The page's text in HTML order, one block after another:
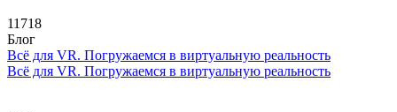
11718
Блог
Всё для VR. Погружаемся в виртуальную реальность
Всё для VR. Погружаемся в виртуальную реальность